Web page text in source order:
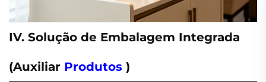
IV. Solução de Embalagem Integrada
(Auxiliar Produtos )